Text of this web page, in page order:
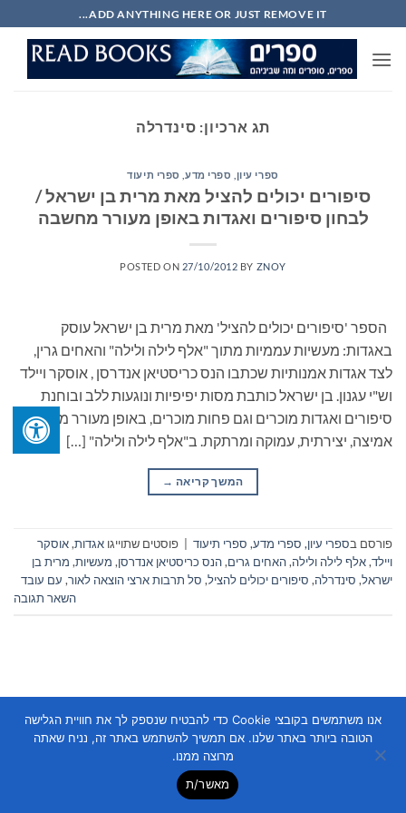
to
content
ADD ANYTHING HERE OR JUST REMOVE IT...
תג ארכיון: סינדרלה
ספרי עיון, ספרי מדע, ספרי תיעוד
סיפורים יכולים להציל מאת מרית בן ישראל /
לבחון סיפורים ואגדות באופן מעורר מחשבה
POSTED ON 27/10/2012 BY ZNOY
הספר 'סיפורים יכולים להציל' מאת מרית בן ישראל עוסק
באגדות: מעשיות עממיות מתוך "אלף לילה ולילה" והאחים גרין,
לצד אגדות אמנותיות שכתבו הנס כריסטיאן אנדרסן , אוסקר ויילד
וש"י עגנון. בן ישראל כותבת מסות יפיפיות ונוגעות ללב ובוחנת
סיפורים ואגדות מוכרים וגם פחות מוכרים, באופן מעורר מחשבה
אמיצה, יצירתית, עמוקה ומרתקת. ב"אלף לילה ולילה" […]
המשך קריאה →
פורסם בספרי עיון, ספרי מדע, ספרי תיעוד פוסטים שתוייגו אגדות,אוסקר
ויילד,אלף לילה ולילה,האחים גרים,הנס כריסטיאן אנדרסן, מעשיות, מרית בן
ישראל, סינדרלה, סיפורים יכולים להציל, סל תרבות ארצי הוצאה לאור, עם עובד
השאר תגובה
Copyright 2026 ©Flatsome Theme
אנו משתמשים בקובצי Cookie כדי להבטיח שנספק לך את חוויית הגלישה
הטובה ביותר באתר שלנו. אם תמשיך להשתמש באתר זה, נניח שאתה
מרוצה ממנו.
מאשר/ת